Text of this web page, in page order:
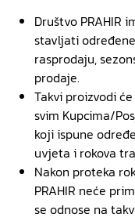
Društvo PRAHIR
stavljati
rasprodaju,
prodaje.
Takvi proizvodi
svim Kupcima/
koji ispune
uvjeta i rokova
Nakon proteka
PRAHIR neće
se odnose na